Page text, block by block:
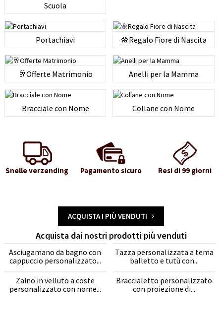
Scuola
Portachiavi 🌼Regalo Fiore di Nascita
🥂Offerte Matrimonio Anelli per la Mamma
Bracciale con Nome Collane con Nome
Snelle verzending Pagamento sicuro Resi di 99 giorni
ACQUISTA I PIÙ VENDUTI
Acquista dai nostri prodotti più venduti
Asciugamano da bagno con
cappuccio personalizzato...
Tazza personalizzata a tema
balletto e tutù con...
Zaino in velluto a coste
personalizzato con nome...
Braccialetto personalizzato
con proiezione di...